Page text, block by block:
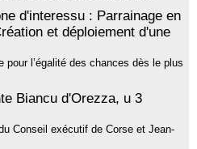
d'interessu : Parrainage en
et déploiement d'une
pour l’égalité des chances dès le plus
Biancu d'Orezza, u 3
Conseil exécutif de Corse et Jean-